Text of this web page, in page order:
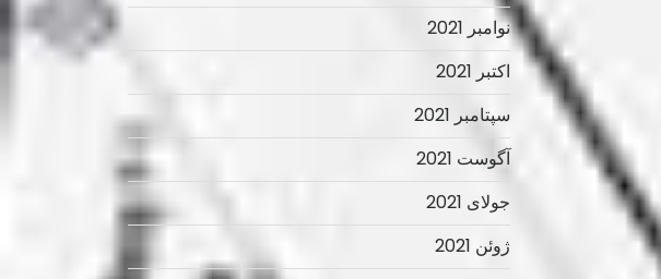
نوامبر 2021
اکتبر 2021
سپتامبر 2021
آگوست 2021
جولای 2021
ژوئن 2021